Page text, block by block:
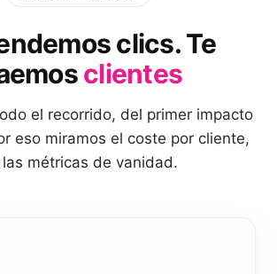
clics. Te
clientes
el recorrido, del primer impacto
eso miramos el coste por cliente,
las métricas de vanidad.